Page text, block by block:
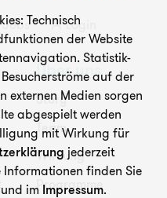
Jobs Login
Jobs Login
Über uns
Story
Team
Wirkung
Programme
Technisch
der Website
Statistik-
auf der
externen Medien sorgen
abgespielt werden
mit Wirkung für
jederzeit
finden Sie
und im Impressum.